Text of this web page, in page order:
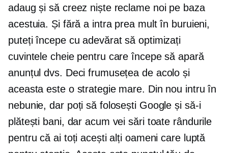
adaug și să creez niște reclame noi pe baza
acestuia. Și fără a intra prea mult în buruieni,
puteți începe cu adevărat să optimizați
cuvintele cheie pentru care începe să apară
anunțul dvs. Deci frumusețea de acolo și
aceasta este o strategie mare. Din nou intru în
nebunie, dar poți să folosești Google și să-i
plătești bani, dar acum vei sări toate rândurile
pentru că ai toți acești alți oameni care luptă